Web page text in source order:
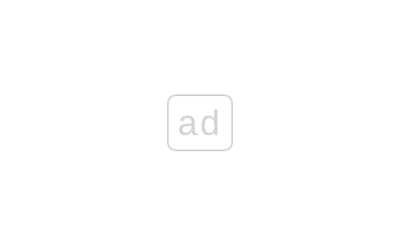
ad